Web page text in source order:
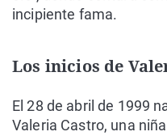
incipiente fama.
Los inicios de
El 28 de abril de 1999
Valeria Castro, una